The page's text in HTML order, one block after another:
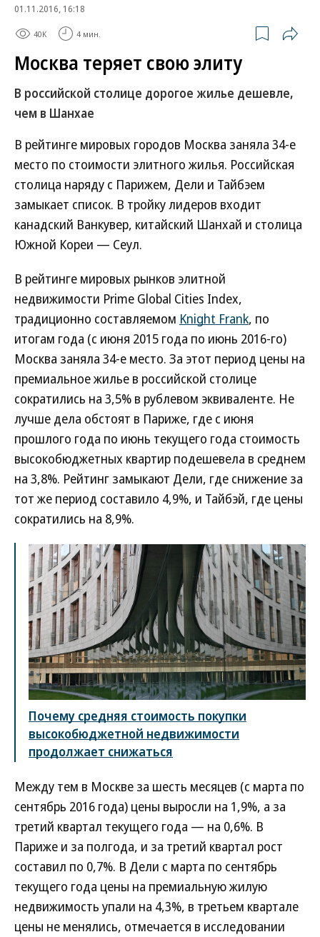
01.11.2016, 16:18
40K 4 мин.
Москва теряет свою элиту
В российской столице дорогое жилье дешевле,
чем в Шанхае
В рейтинге мировых городов Москва заняла 34-е
место по стоимости элитного жилья. Российская
столица наряду с Парижем, Дели и Тайбэем
замыкает список. В тройку лидеров входит
канадский Ванкувер, китайский Шанхай и столица
Южной Кореи — Сеул.
В рейтинге мировых рынков элитной
недвижимости Prime Global Cities Index,
традиционно составляемом Knight Frank, по
итогам года (с июня 2015 года по июнь 2016-го)
Москва заняла 34-е место. За этот период цены на
премиальное жилье в российской столице
сократились на 3,5% в рублевом эквиваленте. Не
лучше дела обстоят в Париже, где с июня
прошлого года по июнь текущего года стоимость
высокобюджетных квартир подешевела в среднем
на 3,8%. Рейтинг замыкают Дели, где снижение за
тот же период составило 4,9%, и Тайбэй, где цены
сократились на 8,9%.
Почему средняя стоимость покупки
высокобюджетной недвижимости
продолжает снижаться
Между тем в Москве за шесть месяцев (с марта по
сентябрь 2016 года) цены выросли на 1,9%, а за
третий квартал текущего года — на 0,6%. В
Париже и за полгода, и за третий квартал рост
составил по 0,7%. В Дели с марта по сентябрь
текущего года цены на премиальную жилую
недвижимость упали на 4,3%, в третьем квартале
цены не менялись, отмечается в исследовании